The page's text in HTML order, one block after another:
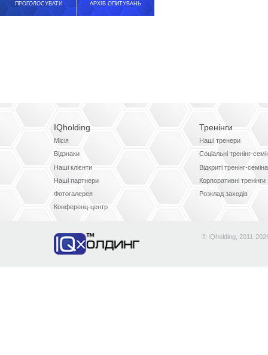
ПРОГОЛОСУВАТИ АРХІВ ОПИТУВАНЬ
IQholding
Місія
Відзнаки
Наші клієнти
Наші партнери
Фотогалерея
Конференц-центр
Тренінги
Наші тренери
Соціальні тренінг-
Відкриті тренінг-
Корпоративні тренінги
Розклад заходів
® IQholding, 2011-